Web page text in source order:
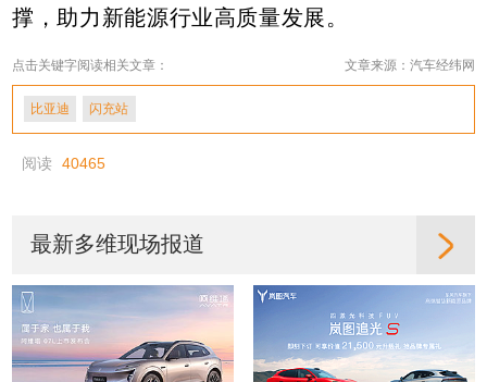
撑，助力新能源行业高质量发展。
点击关键字阅读相关文章： 文章来源：汽车经纬网
比亚迪 闪充站
阅读 40465
最新多维现场报道